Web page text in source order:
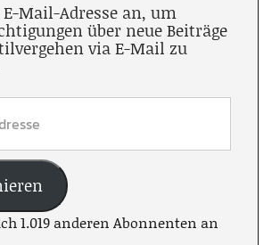
E-Mail-Adresse an, um
über neue Beiträge
via E-Mail zu
1.019 anderen Abonnenten an